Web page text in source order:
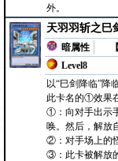
外。
天羽羽斩之巳
暗属性
Level8
以“巳剑降临”降
此卡名的①效果
①：向对手出示
唤。然后，解放
②：对手场上的
③：此卡被解放